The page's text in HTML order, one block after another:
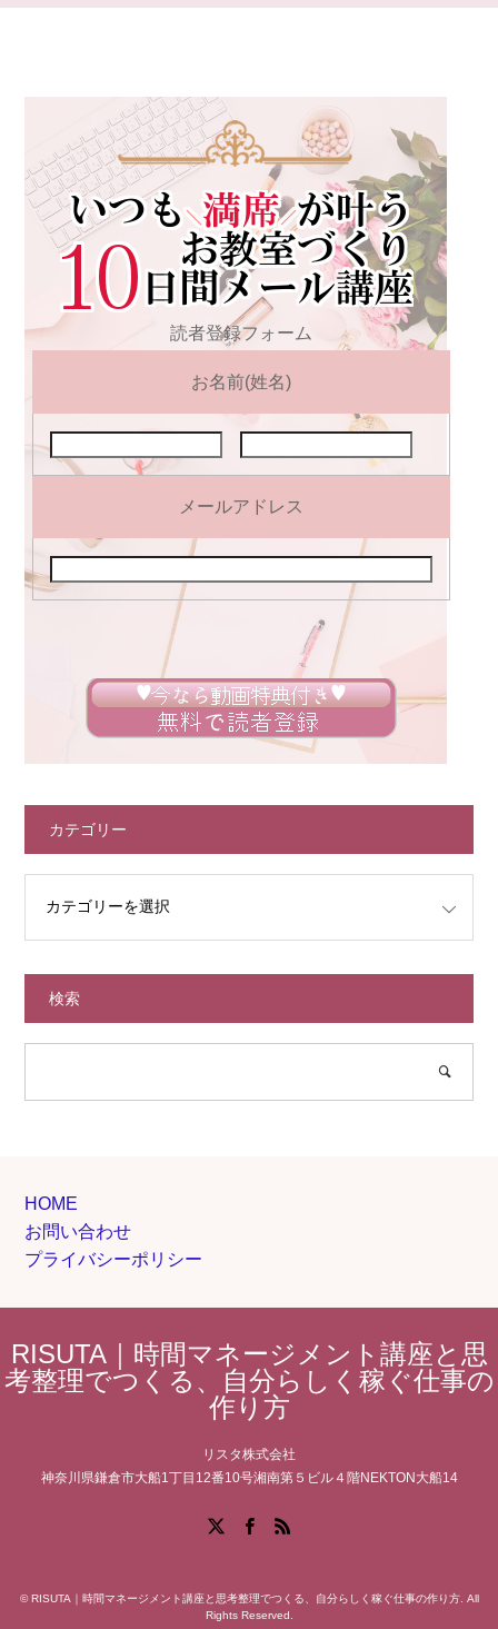
読者登録フォーム
お名前(姓名)
メールアドレス
カテゴリー
検索
HOME
お問い合わせ
プライバシーポリシー
RISUTA｜時間マネージメント講座と思
考整理でつくる、自分らしく稼ぐ仕事の
作り方
リスタ株式会社
神奈川県鎌倉市大船1丁目12番10号湘南第５ビル４階NEKTON大船14
©RISUTA｜時間マネージメント講座と思考整理でつくる、自分らしく稼ぐ仕事の作り方. All
Rights Reserved.